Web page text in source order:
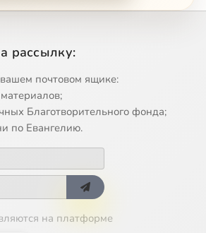
рассылку:
почтовом ящике:
Благотворительного фонда;
по Евангелию.
на платформе